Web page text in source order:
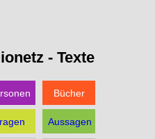
- Texte
Bücher
Aussagen